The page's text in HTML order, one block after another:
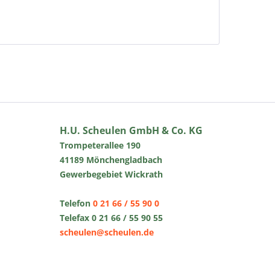
H.U. Scheulen GmbH & Co. KG
Trompeterallee 190
41189 Mönchengladbach
Gewerbegebiet Wickrath
Telefon 0 21 66 / 55 90 0
Telefax 0 21 66 / 55 90 55
scheulen@scheulen.de